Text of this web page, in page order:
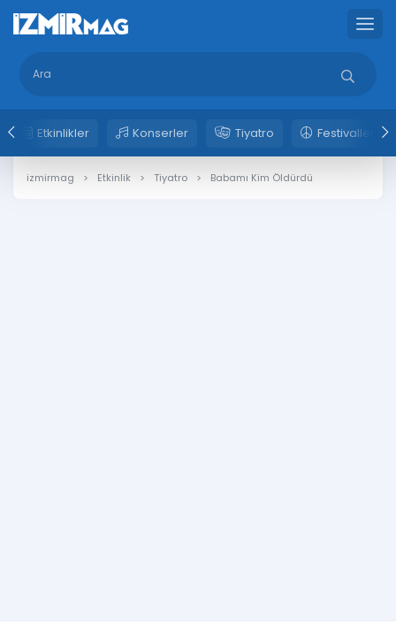
Etkinlikler Konserler Tiyatro Festivaller
izmirmag Etkinlik Tiyatro Babamı Kim Öldürdü